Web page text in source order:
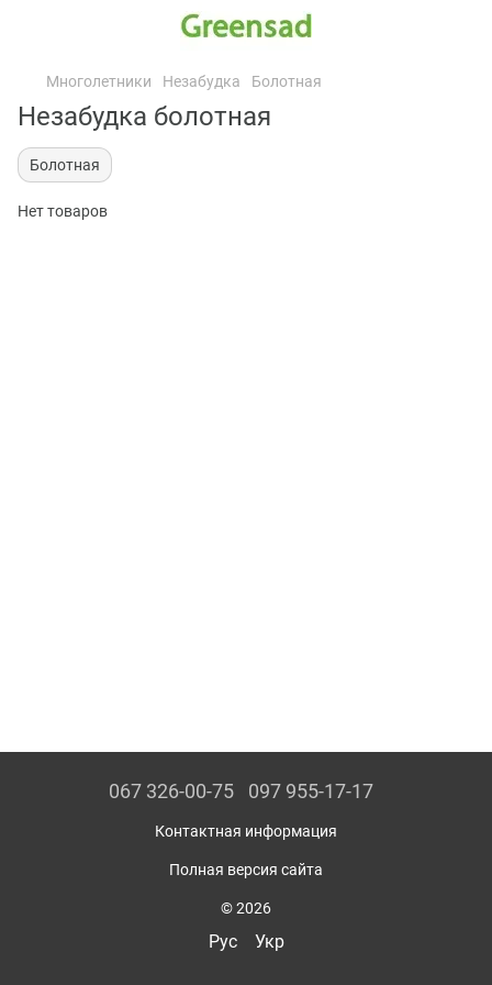
Многолетники Незабудка Болотная
Незабудка болотная
Болотная
Нет товаров
067 326-00-75 097 955-17-17
Контактная информация
Полная версия сайта
© 2026
Рус Укр